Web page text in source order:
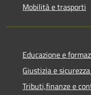
Mobilità e trasporti
Educazione e
Giustizia e
Tributi,finanze e